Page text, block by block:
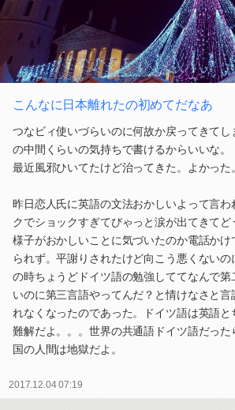
こんなに日本離れたの初めてだなあ
つなビィ使いづらいのに何故か戻ってきて
の中間くらいの気持ちで書けるからいいな。
最近風邪ひいてたけど治ってきた。よかった
昨日恋人氏に英語の文法おかしいよって言わ
クでショックすぎてびゃっと涙が出てきてど
様子がおかしいことに気づいたのか電話かけ
られず。平謝りされたけど向こう悪くない
の時ちょうどドイツ語の勉強しててなんで
いのに第三言語やってんだ？と情けなさと言
れなくなったのであった。ドイツ語は英語
難解だよ。。。世界の共通語ドイツ語だっ
国の人間は地獄だよ。
2017.12.04 07:19